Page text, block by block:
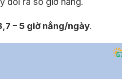
– 5 giờ nắng/ngày.